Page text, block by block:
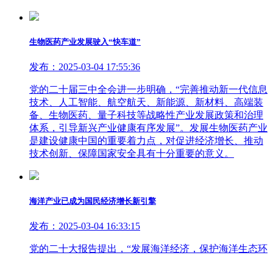
生物医药产业发展驶入“快车道”
发布：2025-03-04 17:55:36
党的二十届三中全会进一步明确，“完善推动新一代信息
技术、人工智能、航空航天、新能源、新材料、高端装
备、生物医药、量子科技等战略性产业发展政策和治理
体系，引导新兴产业健康有序发展”。发展生物医药产业
是建设健康中国的重要着力点，对促进经济增长、推动
技术创新、保障国家安全具有十分重要的意义。
海洋产业已成为国民经济增长新引擎
发布：2025-03-04 16:33:15
党的二十大报告提出，“发展海洋经济，保护海洋生态环